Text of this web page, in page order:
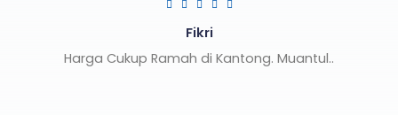
    Rated
of
Fikri
Harga Cukup Ramah di Kantong. Muantul..